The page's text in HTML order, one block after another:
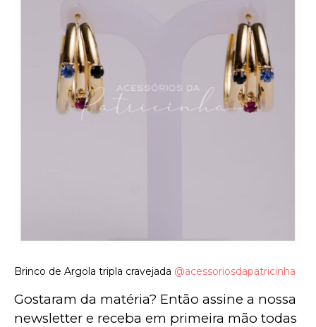
Brinco de Argola tripla cravejada @acessoriosdapatricinha
Gostaram da matéria? Então assine a nossa
newsletter e receba em primeira mão todas